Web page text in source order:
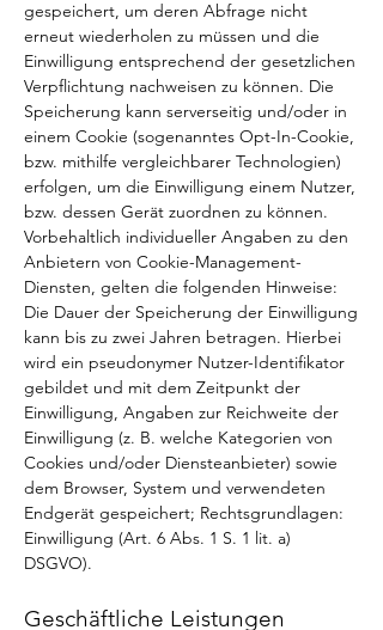
gespeichert, um deren Abfrage nicht
erneut wiederholen zu müssen und die
Einwilligung entsprechend der gesetzlichen
Verpflichtung nachweisen zu können. Die
Speicherung kann serverseitig und/oder in
einem Cookie (sogenanntes Opt-In-Cookie,
bzw. mithilfe vergleichbarer Technologien)
erfolgen, um die Einwilligung einem Nutzer,
bzw. dessen Gerät zuordnen zu können.
Vorbehaltlich individueller Angaben zu den
Anbietern von Cookie-Management-
Diensten, gelten die folgenden Hinweise:
Die Dauer der Speicherung der Einwilligung
kann bis zu zwei Jahren betragen. Hierbei
wird ein pseudonymer Nutzer-Identifikator
gebildet und mit dem Zeitpunkt der
Einwilligung, Angaben zur Reichweite der
Einwilligung (z. B. welche Kategorien von
Cookies und/oder Diensteanbieter) sowie
dem Browser, System und verwendeten
Endgerät gespeichert; Rechtsgrundlagen:
Einwilligung (Art. 6 Abs. 1 S. 1 lit. a)
DSGVO).
Geschäftliche Leistungen